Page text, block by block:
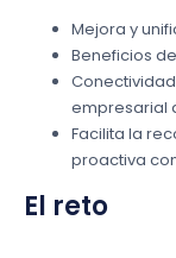
Mejora y
Beneficios
empresarial
Facilita la
proactiva
El reto